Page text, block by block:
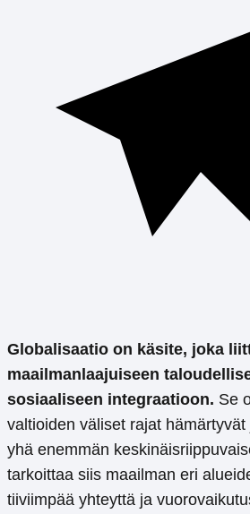
Globalisaatio on käsite, joka
maailmanlaajuiseen
sosiaaliseen integraatioon. Se
valtioiden väliset rajat
yhä enemmän
tarkoittaa siis maailman eri
tiiviimpää yhteyttä ja